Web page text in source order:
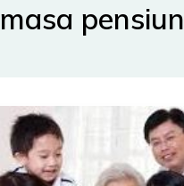
masa pensiun